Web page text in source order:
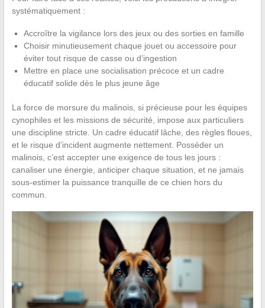
systématiquement :
Accroître la vigilance lors des jeux ou des sorties en famille
Choisir minutieusement chaque jouet ou accessoire pour
éviter tout risque de casse ou d’ingestion
Mettre en place une socialisation précoce et un cadre
éducatif solide dès le plus jeune âge
La force de morsure du malinois, si précieuse pour les équipes
cynophiles et les missions de sécurité, impose aux particuliers
une discipline stricte. Un cadre éducatif lâche, des règles floues,
et le risque d’incident augmente nettement. Posséder un
malinois, c’est accepter une exigence de tous les jours :
canaliser une énergie, anticiper chaque situation, et ne jamais
sous-estimer la puissance tranquille de ce chien hors du
commun.